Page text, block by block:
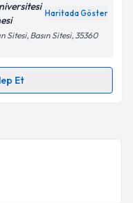
ilişkinAydınlatma
belirtilen
ediyorum.
Gönder
Haritada Göster
Sitesi, Basın Sitesi, 35360
Et
ile bilgilendireceğiz.